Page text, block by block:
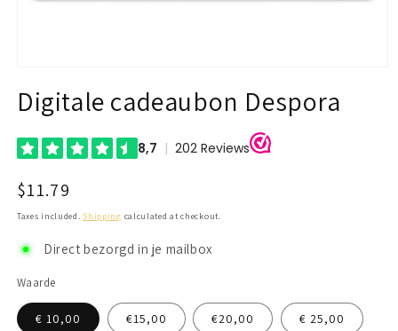
1
in
Digitale cadeaubon Despora
Regular
price
$11.79
Taxes included. Shipping calculated at checkout.
Direct bezorgd in je mailbox
Waarde
€ 10,00 €15,00 €20,00 € 25,00